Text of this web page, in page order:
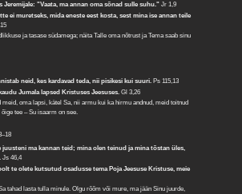
Jeremijale: "Vaata, ma annan oma sõnad sulle suhu."Jr 1,9
ei muretseks, mida eneste eest kosta, sest mina ise annan teile
ja tasase südamega; näita Talle oma nõtrust ja Tema saab sinu
neid, kes kardavad teda, nii pisikesi kui suuri. Ps 115,13
Jumala lapsed Kristuses Jeesuses.Gl 3,26
meid, oma lapsi, kätel Sa, nii armu kui ka hirmu andnud, meid toitnud
tee – Su isaarm on see.
juusteni ma kannan teid; mina olen teinud ja mina tõstan üles,
Js 46,4
te olete kutsutud osadusse tema Poja Jeesuse Kristuse, meie
tahad lasta tulla minule. Olgu rõõm või mure, ma jään Sinu juurde,